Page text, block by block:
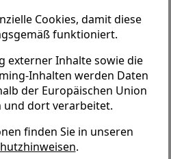
Cookies, damit diese
funktioniert.
externer Inhalte sowie die
Inhalten werden Daten
der Europäischen Union
und dort verarbeitet.
finden Sie in unseren
.
September 2024
24 bis Januar 26